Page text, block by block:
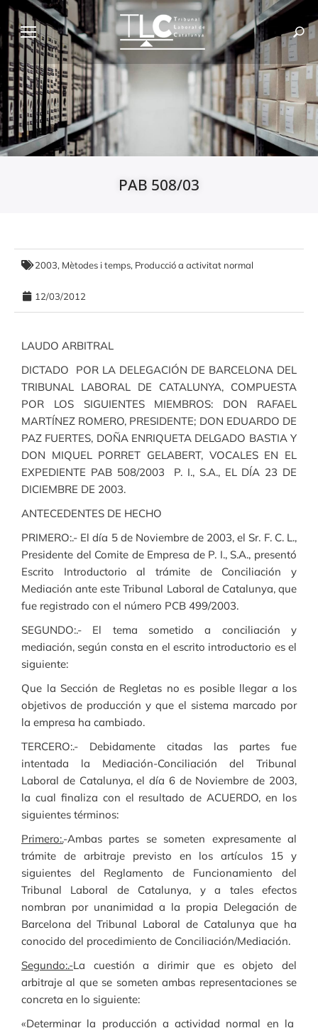
PAB 508/03
2003, Mètodes i temps, Producció a activitat normal
12/03/2012
LAUDO ARBITRAL
DICTADO POR LA DELEGACIÓN DE BARCELONA DEL
TRIBUNAL LABORAL DE CATALUNYA, COMPUESTA
POR LOS SIGUIENTES MIEMBROS: DON RAFAEL
MARTÍNEZ ROMERO, PRESIDENTE; DON EDUARDO DE
PAZ FUERTES, DOÑA ENRIQUETA DELGADO BASTIA Y
DON MIQUEL PORRET GELABERT, VOCALES EN EL
EXPEDIENTE PAB 508/2003 P. I., S.A., EL DÍA 23 DE
DICIEMBRE DE 2003.
ANTECEDENTES DE HECHO
PRIMERO:.- El día 5 de Noviembre de 2003, el Sr. F. C. L.,
Presidente del Comite de Empresa de P. I., S.A., presentó
Escrito Introductorio al trámite de Conciliación y
Mediación ante este Tribunal Laboral de Catalunya, que
fue registrado con el número PCB 499/2003.
SEGUNDO:.- El tema sometido a conciliación y
mediación, según consta en el escrito introductorio es el
siguiente:
Que la Sección de Regletas no es posible llegar a los
objetivos de producción y que el sistema marcado por
la empresa ha cambiado.
TERCERO:.- Debidamente citadas las partes fue
intentada la Mediación-Conciliación del Tribunal
Laboral de Catalunya, el día 6 de Noviembre de 2003,
la cual finaliza con el resultado de ACUERDO, en los
siguientes términos:
Primero:.-Ambas partes se someten expresamente al
trámite de arbitraje previsto en los artículos 15 y
siguientes del Reglamento de Funcionamiento del
Tribunal Laboral de Catalunya, y a tales efectos
nombran por unanimidad a la propia Delegación de
Barcelona del Tribunal Laboral de Catalunya que ha
conocido del procedimiento de Conciliación/Mediación.
Segundo:.-La cuestión a dirimir que es objeto del
arbitraje al que se someten ambas representaciones se
concreta en lo siguiente:
«Determinar la producción a actividad normal en la